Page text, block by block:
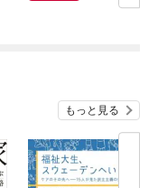
もっと見る